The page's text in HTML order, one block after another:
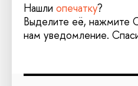
Нашли опечатку?
Выделите её, нажмите
нам уведомление.